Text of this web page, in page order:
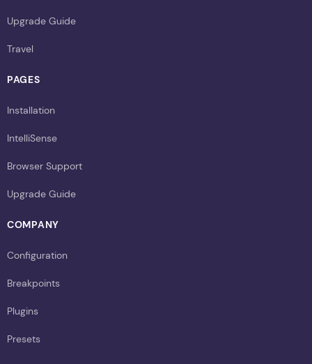
Upgrade Guide
Travel
PAGES
Installation
IntelliSense
Browser Support
Upgrade Guide
COMPANY
Configuration
Breakpoints
Plugins
Presets